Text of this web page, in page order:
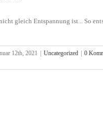
gleich Entspannung ist... So
12th, 2021 Uncategorized
0